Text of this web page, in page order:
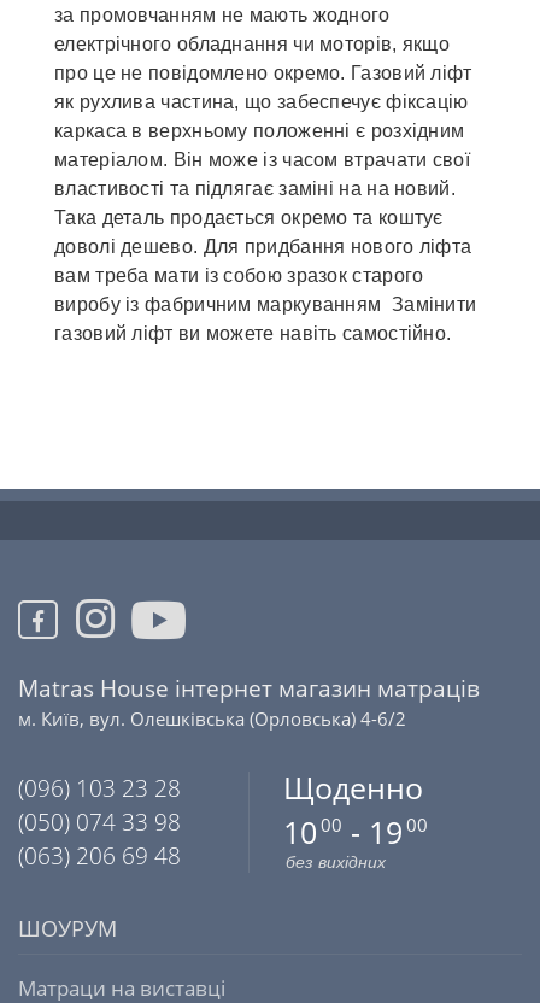
за промовчанням не мають жодного
електрічного обладнання чи моторів, якщо
про це не повідомлено окремо. Газовий ліфт
як рухлива частина, що забеспечує фіксацію
каркаса в верхньому положенні є розхідним
матеріалом. Він може із часом втрачати свої
властивості та підлягає заміні на на новий.
Така деталь продається окремо та коштує
доволі дешево. Для придбання нового ліфта
вам треба мати із собою зразок старого
виробу із фабричним маркуванням Замінити
газовий ліфт ви можете навіть самостійно.
Matras House інтернет магазин матраців
м. Київ, вул. Олешківська (Орловська) 4-6/2
(096) 103 23 28
(050) 074 33 98
(063) 206 69 48
Щоденно
10 00 - 19 00
без вихідних
ШОУРУМ
Матраци на виставці